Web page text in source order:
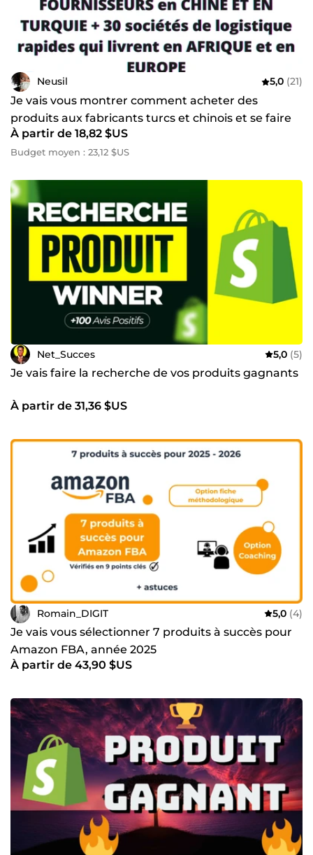
Neusil 5,0 (21)
Je vais vous montrer comment acheter des
produits aux fabricants turcs et chinois et se faire
livrer partout
À partir de 18,82 $US
Budget moyen : 23,12 $US
Net_Succes 5,0 (5)
Je vais faire la recherche de vos produits gagnants
À partir de 31,36 $US
Romain_DIGIT 5,0 (4)
Je vais vous sélectionner 7 produits à succès pour
Amazon FBA, année 2025
À partir de 43,90 $US